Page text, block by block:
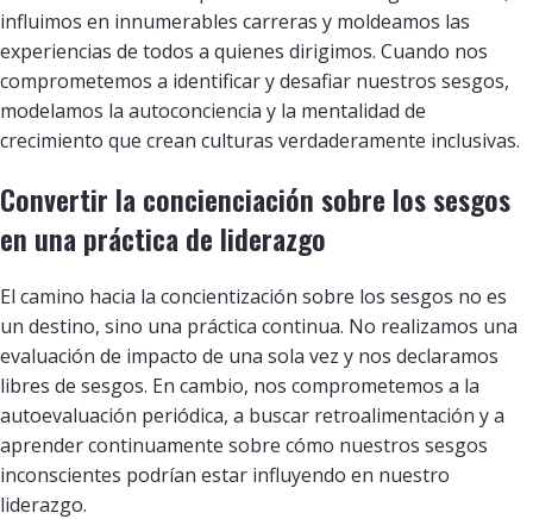
influimos en innumerables carreras y moldeamos las
experiencias de todos a quienes dirigimos. Cuando nos
comprometemos a identificar y desafiar nuestros sesgos,
modelamos la autoconciencia y la mentalidad de
crecimiento que crean culturas verdaderamente inclusivas.
Convertir la concienciación sobre los sesgos
en una práctica de liderazgo
El camino hacia la concientización sobre los sesgos no es
un destino, sino una práctica continua. No realizamos una
evaluación de impacto de una sola vez y nos declaramos
libres de sesgos. En cambio, nos comprometemos a la
autoevaluación periódica, a buscar retroalimentación y a
aprender continuamente sobre cómo nuestros sesgos
inconscientes podrían estar influyendo en nuestro
liderazgo.